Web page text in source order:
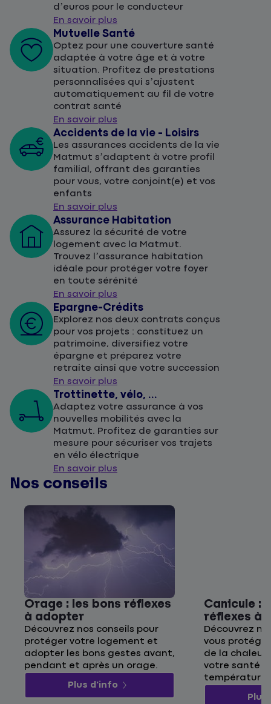
d’euros pour le conducteur
En savoir plus
Mutuelle Santé
Optez pour une couverture santé
adaptée à votre âge et à votre
situation. Profitez de prestations
personnalisées qui s’ajustent
automatiquement au fil de votre
contrat santé
En savoir plus
Accidents de la vie - Loisirs
Les assurances accidents de la vie
Matmut s’adaptent à votre profil
familial, offrant des garanties
pour vous, votre conjoint(e) et vos
enfants
En savoir plus
Assurance Habitation
Assurez la sécurité de votre
logement avec la Matmut.
Trouvez l’assurance habitation
idéale pour protéger votre foyer
en toute sérénité
En savoir plus
Epargne-Crédits
Explorez nos deux contrats conçus
pour vos projets : constituez un
patrimoine, diversifiez votre
épargne et préparez votre
retraite ainsi que votre succession
En savoir plus
Trottinette, vélo, ...
Adaptez votre assurance à vos
nouvelles mobilités avec la
Matmut. Profitez de garanties sur
mesure pour sécuriser vos trajets
en vélo électrique
En savoir plus
Nos conseils
Orage : les bons réflexes
à adopter
Découvrez nos conseils pour
protéger votre logement et
adopter les bons gestes avant,
pendant et après un orage.
Plus d'info
Canicule :
réflexes à
Découvrez
vous
de la chaleur
votre santé